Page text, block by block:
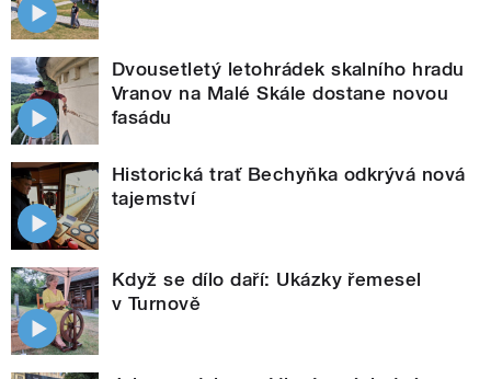
Dvousetletý letohrádek skalního hradu
Vranov na Malé Skále dostane novou
fasádu
Historická trať Bechyňka odkrývá nová
tajemství
Když se dílo daří: Ukázky řemesel
v Turnově